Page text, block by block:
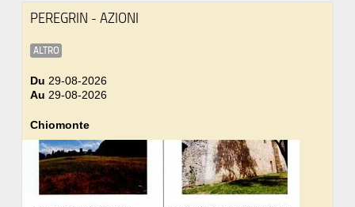
PEREGRIN - AZIONI
ALTRO
Du 29-08-2026
Au 29-08-2026
Chiomonte